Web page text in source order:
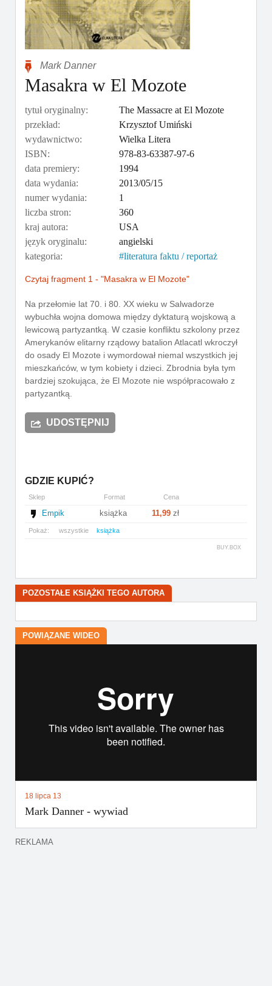
Mark Danner
Masakra w El Mozote
tytuł oryginalny:
The Massacre at El Mozote
przekład:
Krzysztof Umiński
wydawnictwo:
Wielka Litera
ISBN:
978-83-63387-97-6
data premiery:
1994
data wydania:
2013/05/15
numer wydania:
1
liczba stron:
360
kraj autora:
USA
język oryginalu:
angielski
kategoria:
literatura faktu / reportaż
Czytaj fragment 1 - "Masakra w El Mozote"
Na przełomie lat 70. i 80. XX wieku w Salwadorze
wybuchła wojna domowa między dyktaturą wojskową a
lewicową partyzantką. W czasie konfliktu szkolony przez
Amerykanów elitarny rządowy batalion Atlacatl wkroczył
do osady El Mozote i wymordował niemal wszystkich jej
mieszkańców, w tym kobiety i dzieci. Zbrodnia była tym
bardziej szokująca, że El Mozote nie współpracowało z
partyzantką.
UDOSTĘPNIJ
GDZIE KUPIĆ?
Sklep Format Cena
Empik książka 11,99zł
Pokaż: wszystkie książka
BUY.BOX
POZOSTAŁE KSIĄŻKI TEGO AUTORA
POWIĄZANE WIDEO
18 lipca 13
Mark Danner - wywiad
REKLAMA